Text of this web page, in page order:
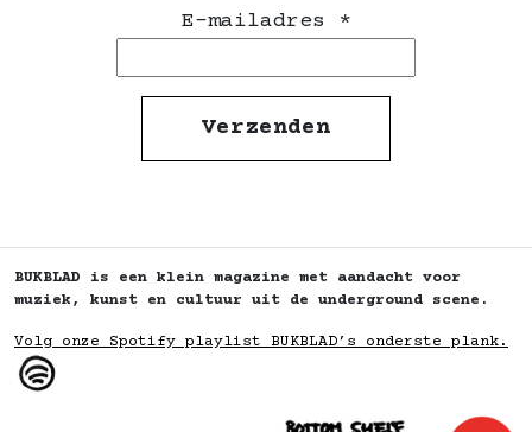
E-mailadres *
BUKBLAD is een klein magazine met aandacht voor
muziek, kunst en cultuur uit de underground scene.
Volg onze Spotify playlist BUKBLAD’s onderste plank.